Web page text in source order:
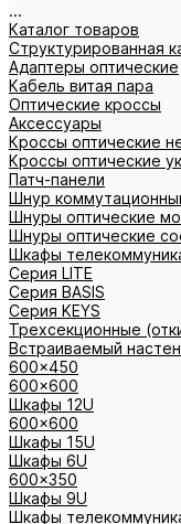
...
Каталог товаров
Структурированная
Адаптеры оптические
Кабель витая пара
Оптические кроссы
Аксессуары
Кроссы оптические
Кроссы оптические
Патч-панели
Шнур
Шнуры оптические
Шнуры оптические
Шкафы
Cерия LITE
Cерия BASIS
Cерия KEYS
Трехсекционные
Встраиваемый
600x450
600x600
Шкафы 12U
600x600
Шкафы 15U
Шкафы 6U
600x350
Шкафы 9U
Шкафы